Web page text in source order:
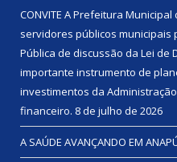
CONVITE A Prefeitura
servidores públicos municipais
Pública de discussão da Lei de
importante instrumento de
investimentos da
financeiro. 8 de julho de 2026
A SAÚDE AVANÇANDO EM